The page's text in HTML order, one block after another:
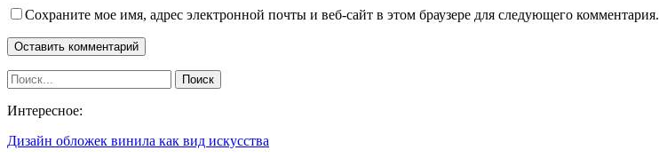
Сохраните мое имя, адрес электронной почты и веб-сайт в этом браузере для следующего комментария.
Интересное:
Дизайн обложек винила как вид искусства